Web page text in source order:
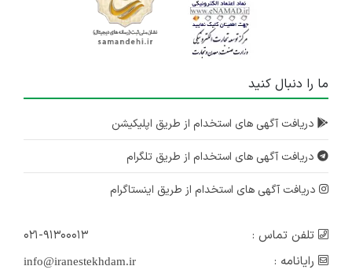
ما را دنبال کنید
دریافت آگهی های استخدام از طریق اپلیکیشن
دریافت آگهی های استخدام از طریق تلگرام
دریافت آگهی های استخدام از طریق اینستاگرام
تلفن تماس :
۰۲۱-۹۱۳۰۰۰۱۳
رایانامه :
info@iranestekhdam.ir